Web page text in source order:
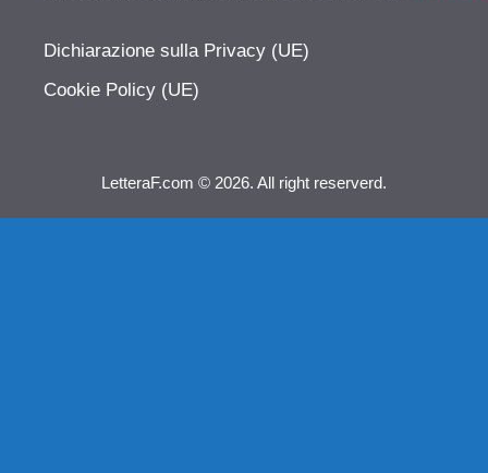
Dichiarazione sulla Privacy (UE)
Cookie Policy (UE)
LetteraF.com © 2026. All right reserverd.